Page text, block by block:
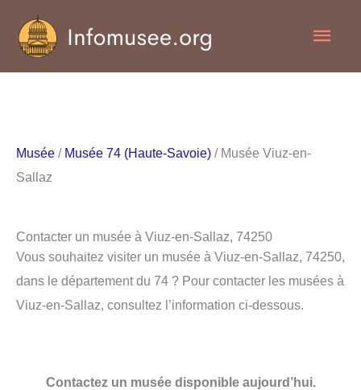
contenu
Musée / Musée 74 (Haute-Savoie) / Musée Viuz-en-
Sallaz
Contacter un musée à Viuz-en-Sallaz, 74250
Vous souhaitez visiter un musée à Viuz-en-Sallaz, 74250,
dans le département du 74 ? Pour contacter les musées à
Viuz-en-Sallaz, consultez l’information ci-dessous.
Contactez un musée disponible aujourd’hui.